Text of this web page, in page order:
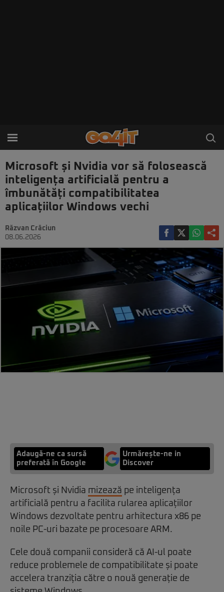
Microsoft și Nvidia vor să folosească
inteligența artificială pentru a
îmbunătăți compatibilitatea
aplicațiilor Windows vechi
Răzvan Crăciun
08.06.2026
Adaugă-ne ca sursă
preferată în Google
Urmărește-ne in
Discover
Microsoft și Nvidia mizează pe inteligența
artificială pentru a facilita rularea aplicațiilor
Windows dezvoltate pentru arhitectura x86 pe
noile PC-uri bazate pe procesoare ARM.
Cele două companii consideră că AI-ul poate
reduce problemele de compatibilitate și poate
accelera tranziția către o nouă generație de